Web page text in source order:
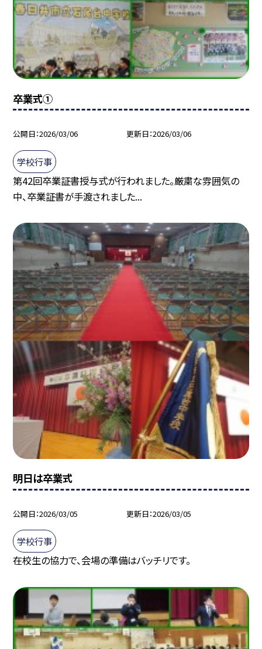
卒業式①
公開日 2026/03/06 更新日 2026/03/06
学校行事
第42回卒業証書授与式が行われました。厳粛な雰囲気の
中、卒業証書が手渡されました...
明日は卒業式
公開日 2026/03/05 更新日 2026/03/05
学校行事
在校生の協力で、会場の準備はバッチリです。